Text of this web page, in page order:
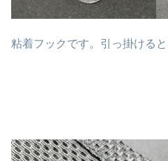
粘着フックです。引っ掛ける